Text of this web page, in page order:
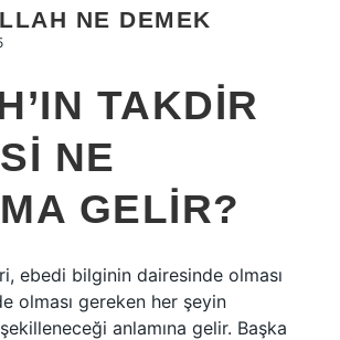
NE DEMEK
TAKDIR
NE
GELIR?
ebedi bilginin dairesinde olması
olması gereken her şeyin
anlamına gelir. Başka